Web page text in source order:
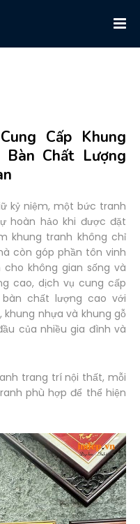
Cấp Khung
Chất Lượng
kỷ niệm, một bức tranh
hoàn hảo khi được đặt
khung tranh không chỉ
còn góp phần tôn vinh
không gian sống và
cao, dịch vụ cung cấp
chất lượng cao với
nhựa và khung gỗ
của nhiều gia đình và
trang trí nội thất, mỗi
phù hợp để thể hiện